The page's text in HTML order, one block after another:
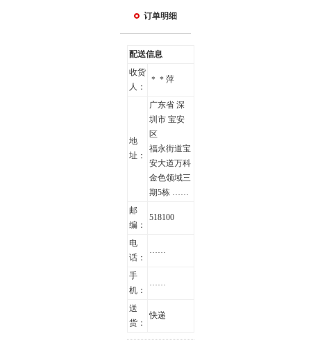
订单明细
配送信息
收货
人：
＊＊萍
地
址：
广东省 深
圳市 宝安
区
福永街道宝
安大道万科
金色领域三
期5栋 ……
邮
编：
518100
电
话：
……
手
机：
……
送
货：
快递